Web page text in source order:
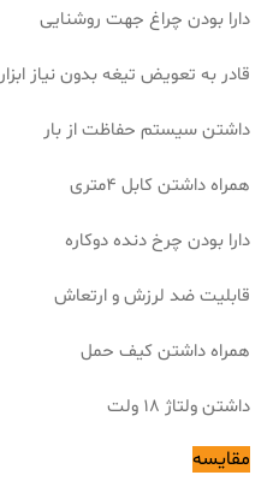
دارا بودن چراغ جهت روشنایی
قادر به تعویض تیغه بدون نیاز ابزار
داشتن سیستم حفاظت از بار
همراه داشتن کابل 4متری
دارا بودن چرخ دنده دوکاره
قابلیت ضد لرزش و ارتعاش
همراه داشتن کیف حمل
داشتن ولتاژ 18 ولت
مقایسه